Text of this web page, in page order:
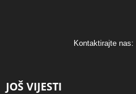
Kontaktirajte nas:
JOŠ VIJESTI